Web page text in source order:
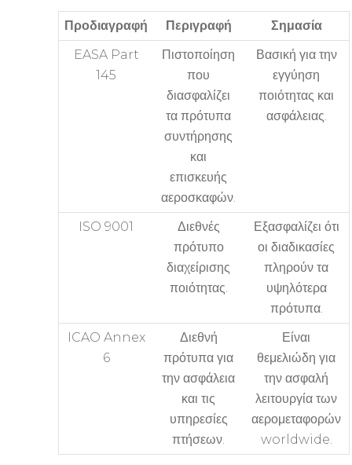
Προδιαγραφή Περιγραφή
Σημασία
EASA Part
145
Πιστοποίηση
που
διασφαλίζει
τα πρότυπα
συντήρησης
και
επισκευής
αεροσκαφών.
Βασική για την
εγγύηση
ποιότητας και
ασφάλειας.
ISO 9001
Διεθνές
πρότυπο
διαχείρισης
ποιότητας.
Εξασφαλίζει ότι
οι διαδικασίες
πληρούν τα
υψηλότερα
πρότυπα.
ICAO Annex
6
Διεθνή
πρότυπα για
την ασφάλεια
και τις
υπηρεσίες
πτήσεων.
Είναι
θεμελιώδη για
την ασφαλή
λειτουργία των
αερομεταφορών
worldwide.